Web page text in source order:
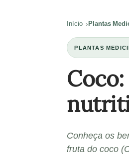
Início Plantas
PLANTAS
Conheça os
fruta do coco